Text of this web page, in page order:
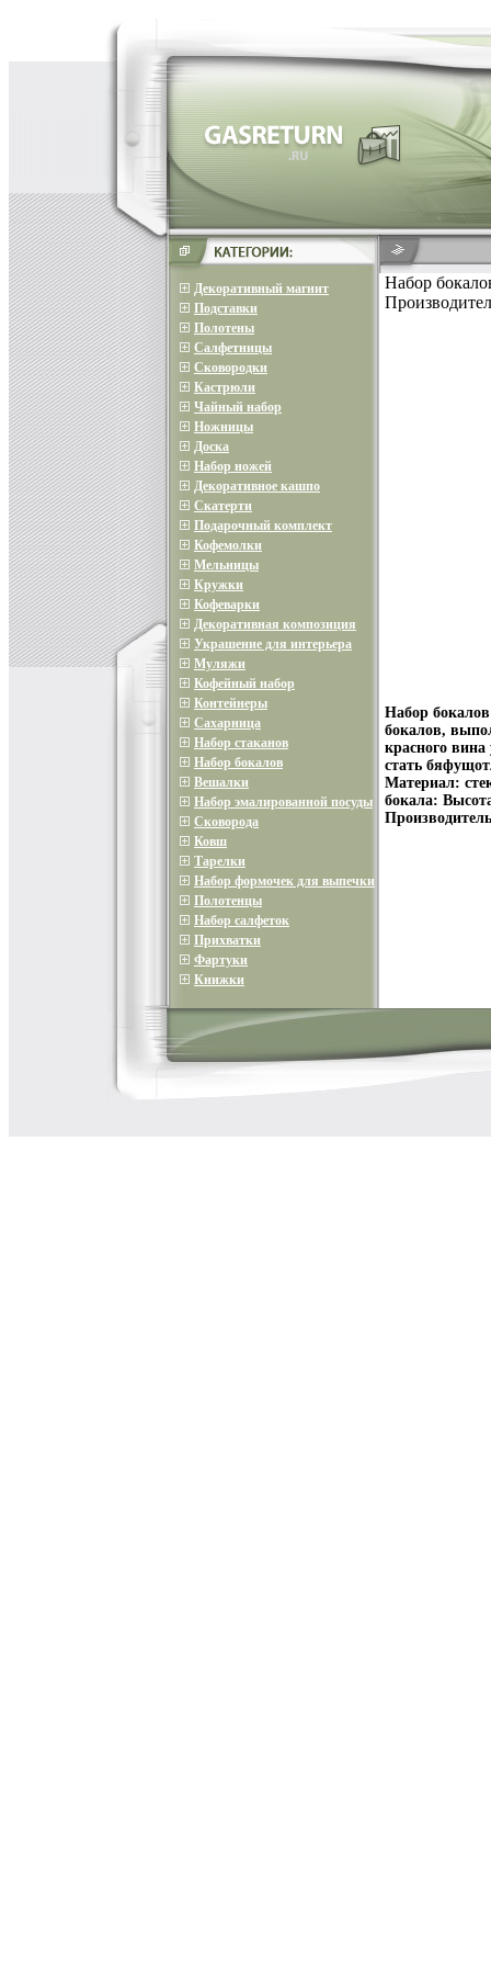
Декоративный магнит
Подставки
Полотены
Салфетницы
Сковородки
Кастрюли
Чайный набор
Ножницы
Доска
Набор ножей
Декоративное кашпо
Скатерти
Подарочный комплект
Кофемолки
Мельницы
Кружки
Кофеварки
Декоративная композиция
Украшение для интерьера
Муляжи
Кофейный набор
Контейнеры
Сахарница
Набор стаканов
Набор бокалов
Вешалки
Набор эмалированной посуды
Сковорода
Ковш
Тарелки
Набор формочек для выпечки
Полотенцы
Набор салфеток
Прихватки
Фартуки
Книжки
Набор
Набор бокалов
бокалов,
красного
стать
Материал:
бокала: